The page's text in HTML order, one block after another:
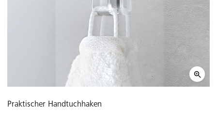
Praktischer Handtuchhaken